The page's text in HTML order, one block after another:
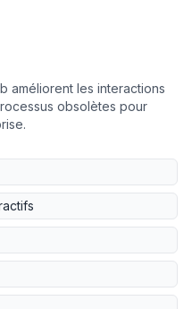
améliorent les interactions
obsolètes pour